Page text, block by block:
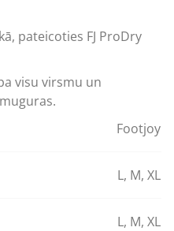
pateicoties FJ ProDry
visu virsmu un
Footjoy
L, M, XL
L, M, XL